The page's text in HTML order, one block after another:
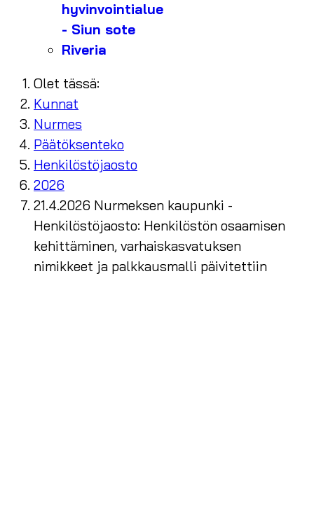
hyvinvointialue
- Siun sote
Riveria
Olet tässä:
Kunnat
Nurmes
Päätöksenteko
Henkilöstöjaosto
2026
21.4.2026 Nurmeksen kaupunki -
Henkilöstöjaosto: Henkilöstön osaamisen
kehittäminen, varhaiskasvatuksen
nimikkeet ja palkkausmalli päivitettiin